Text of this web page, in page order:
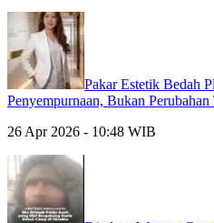
Pakar Estetik Bedah
Penyempurnaan, Bukan Perubahan
26 Apr 2026 - 10:48 WIB